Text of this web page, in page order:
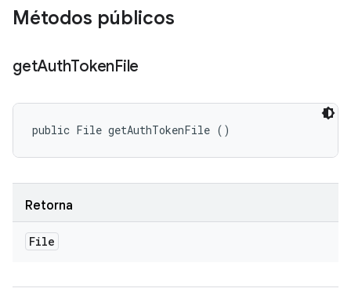
Métodos públicos
getAuthTokenFile
public File getAuthTokenFile ()
Retorna
File